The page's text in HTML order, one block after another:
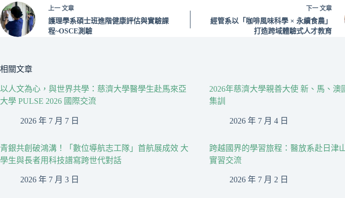
上一 文章
護理學系碩士班進階健康評估與實驗課
程~OSCE測驗
下一 文章
經管系以「咖啡風味科學 × 永續食農」
打造跨域體驗式人才教育
相關文章
以人文為心，與世界共學：慈濟大學醫學生赴馬來亞
大學 PULSE 2026 國際交流
2026 年 7 月 7 日
2026年慈濟大學親善大使 新、馬、澳
集訓
2026 年 7 月 4 日
青銀共創破鴻溝！「數位導航志工隊」首航展成效 大
學生與長者用科技譜寫跨世代對話
2026 年 7 月 3 日
跨越國界的學習旅程：醫放系赴日津
實習交流
2026 年 7 月 2 日